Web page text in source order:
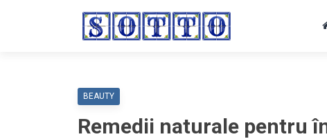
BEAUTY
Remedii naturale pentru